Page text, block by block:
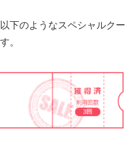
下のようなスペシャルクー
。